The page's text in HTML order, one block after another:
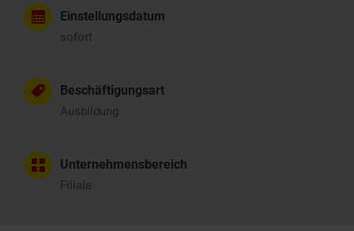
Einstellungsdatum
sofort
Beschäftigungsart
Ausbildung
Unternehmensbereich
Filiale